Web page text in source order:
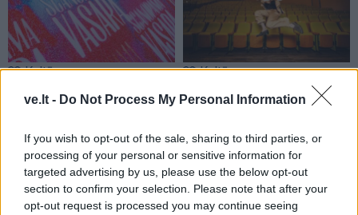
ve.lt - Do Not Process My Personal Information
If you wish to opt-out of the sale, sharing to third parties, or
processing of your personal or sensitive information for
targeted advertising by us, please use the below opt-out
section to confirm your selection. Please note that after your
opt-out request is processed you may continue seeing
Kultūra
„Scanorama vasara“
pasimatymai su kinu
Kultūra
Linas Adomaitis
sutikti Palangoje: ruošia
išskirtinį šventinį
koncertą